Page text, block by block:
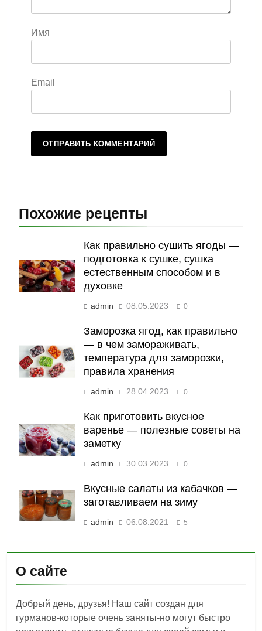
Имя
Email
Похожие рецепты
Как правильно сушить ягоды —
подготовка к сушке, сушка
естественным способом и в
духовке
admin 08.05.2023 0
Заморозка ягод, как правильно
— в чем замораживать,
температура для заморозки,
правила хранения
admin 28.04.2023 0
Как приготовить вкусное
варенье — полезные советы на
заметку
admin 30.03.2023 0
Вкусные салаты из кабачков —
заготавливаем на зиму
admin 06.08.2021 5
О сайте
Добрый день, друзья! Наш сайт создан для
гурманов-которые очень заняты-но могут быстро